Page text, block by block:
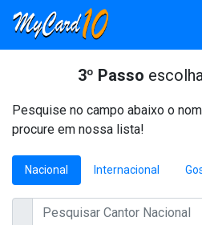
3º Passo
Pesquise no campo abaixo o
procure em nossa lista!
Nacional Internacional